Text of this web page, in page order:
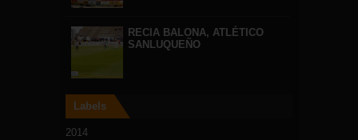
RECIA BALONA, ATLÉTICO
SANLUQUEÑO
Labels
2014